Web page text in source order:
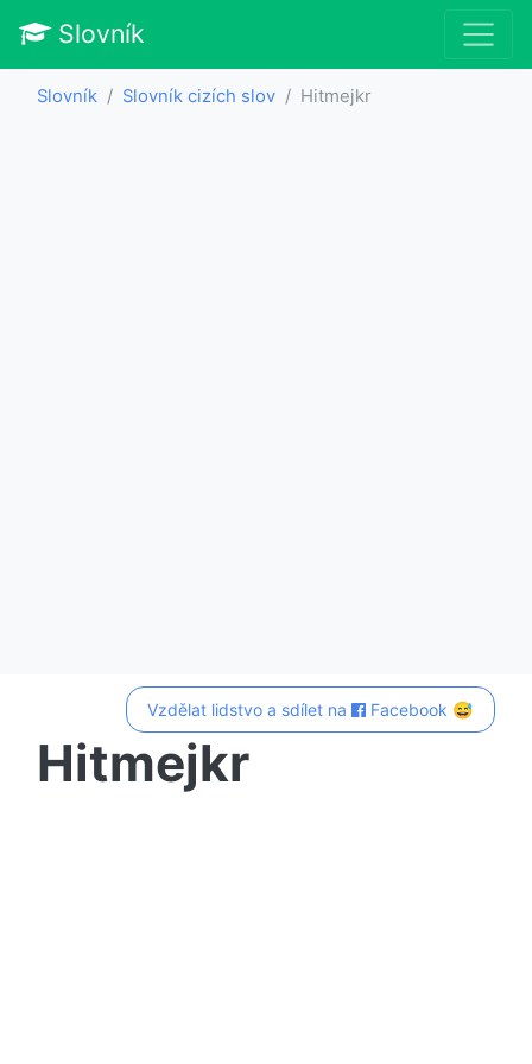
Slovník
Slovník Slovník cizích slov Hitmejkr
Vzdělat lidstvo a sdílet na Facebook 😅
Hitmejkr